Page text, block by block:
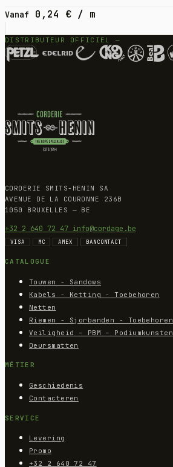
Vanaf 0,24 € / m
DISTRIBUTEUR OFFICIEL —
CORDERIE SMITS-HENIN SA
AVENUE DE LA COURONNE 236B
1050 BRUXELLES — BE
+32 2 640 72 47 info@cordage.be
VISA MC AMEX BANCONTACT
CATALOGUE
Touwen - Sandows
Kabels - Ketting - Toebehoren
Netten
Riemen - Sjorbanden - Toebehoren
Veiligheid – PBM – Podiumkunsten
Deursmatten
MÉTIER
Geschiedenis
Contacteren
SERVICE
Levering
Promo
+32 2 640 72 47